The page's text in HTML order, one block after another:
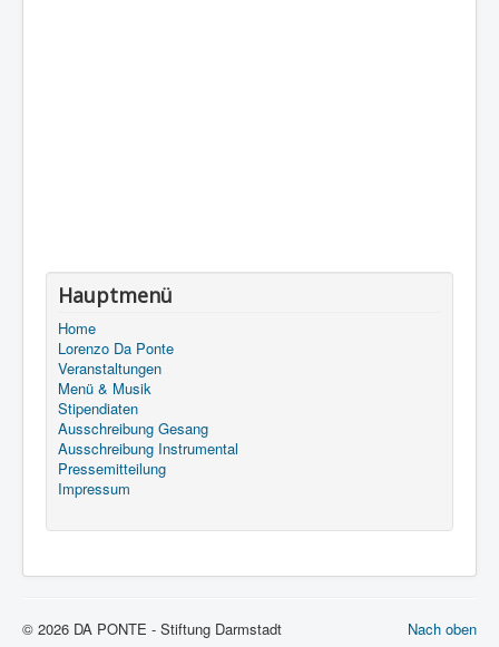
Hauptmenü
Home
Lorenzo Da Ponte
Veranstaltungen
Menü & Musik
Stipendiaten
Ausschreibung Gesang
Ausschreibung Instrumental
Pressemitteilung
Impressum
Nach oben
© 2026 DA PONTE - Stiftung Darmstadt